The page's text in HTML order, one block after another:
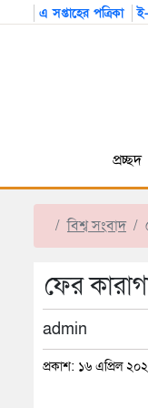
এ সপ্তাহের পত্রিকা
প্রচ্ছদ
বিশ্ব সংবাদ
ফের
admin
প্রকাশ: ১৬ এপ্রিল